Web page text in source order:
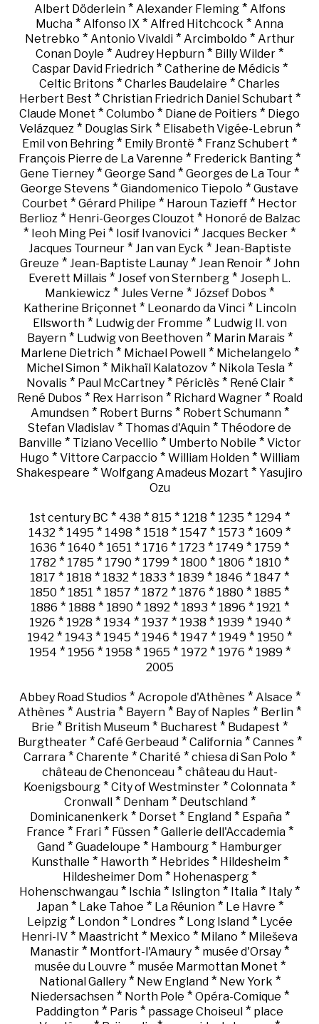
Albert Döderlein* Alexander Fleming* Alfons
Mucha * Alfonso IX * Alfred Hitchcock * Anna
Netrebko * Antonio Vivaldi* Arcimboldo * Arthur
Conan Doyle * Audrey Hepburn * Billy Wilder *
Caspar David Friedrich* Catherine de Médicis*
Celtic Britons * Charles Baudelaire * Charles
Herbert Best * Christian Friedrich Daniel Schubart *
Claude Monet * Columbo * Diane de Poitiers * Diego
Velázquez * Douglas Sirk * Elisabeth Vigée-Lebrun*
Emil von Behring * Emily Brontë * Franz Schubert *
François Pierre de La Varenne * Frederick Banting *
Gene Tierney * George Sand * Georges de La Tour *
George Stevens * Giandomenico Tiepolo * Gustave
Courbet * Gérard Philipe * Haroun Tazieff * Hector
Berlioz * Henri-Georges Clouzot * Honoré de Balzac
* Ieoh Ming Pei * Iosif Ivanovici * Jacques Becker *
Jacques Tourneur* Jan van Eyck * Jean-Baptiste
Greuze * Jean-Baptiste Launay* Jean Renoir* John
Everett Millais * Josef von Sternberg * Joseph L.
Mankiewicz * Jules Verne * József Dobos *
Katherine Briçonnet * Leonardo da Vinci* Lincoln
Ellsworth* Ludwig der Fromme * Ludwig II. von
Bayern* Ludwig von Beethoven* Marin Marais*
Marlene Dietrich* Michael Powell * Michelangelo *
Michel Simon * Mikhaïl Kalatozov * Nikola Tesla *
Novalis* Paul McCartney* Périclès* René Clair*
René Dubos* Rex Harrison* Richard Wagner* Roald
Amundsen* Robert Burns* Robert Schumann*
Stefan Vladislav * Thomas d'Aquin * Théodore de
Banville * Tiziano Vecellio * Umberto Nobile * Victor
Hugo * Vittore Carpaccio * William Holden* William
Shakespeare * Wolfgang Amadeus Mozart * Yasujiro
Ozu
1st century BC * 438 * 815 * 1218 * 1235 * 1294 *
1432 * 1495 * 1498 * 1518 * 1547 * 1573 * 1609 *
1636 * 1640 * 1651 * 1716 * 1723 * 1749 * 1759 *
1782 * 1785 * 1790 * 1799 * 1800 * 1806 * 1810 *
1817 * 1818 * 1832 * 1833 * 1839 * 1846 * 1847 *
1850 * 1851 * 1857 * 1872 * 1876 * 1880 * 1885 *
1886 * 1888 * 1890 * 1892 * 1893 * 1896 * 1921 *
1926 * 1928 * 1934 * 1937 * 1938 * 1939 * 1940 *
1942 * 1943 * 1945 * 1946 * 1947 * 1949 * 1950 *
1954 * 1956 * 1958 * 1965 * 1972 * 1976 * 1989 *
2005
Abbey Road Studios* Acropole d'Athènes* Alsace *
Athènes * Austria * Bayern * Bay of Naples * Berlin *
Brie * British Museum * Bucharest * Budapest *
Burgtheater* Café Gerbeaud* California* Cannes*
Carrara * Charente * Charité * chiesa di San Polo *
château de Chenonceau* château du Haut-
Koenigsbourg * City of Westminster * Colonnata *
Cronwall * Denham* Deutschland*
Dominicanenkerk * Dorset * England* España*
France * Frari* Füssen* Gallerie dell'Accademia*
Gand * Guadeloupe * Hambourg * Hamburger
Kunsthalle * Haworth* Hebrides* Hildesheim*
Hildesheimer Dom * Hohenasperg *
Hohenschwangau * Ischia * Islington * Italia * Italy *
Japan* Lake Tahoe * La Réunion* Le Havre *
Leipzig* London* Londres* Long Island* Lycée
Henri-IV * Maastricht * Mexico * Milano * Mileševa
Manastir * Montfort-l'Amaury * musée d'Orsay *
musée du Louvre * musée Marmottan Monet *
National Gallery* New England* New York *
Niedersachsen* North Pole * Opéra-Comique *
Paddington * Paris * passage Choiseul * place